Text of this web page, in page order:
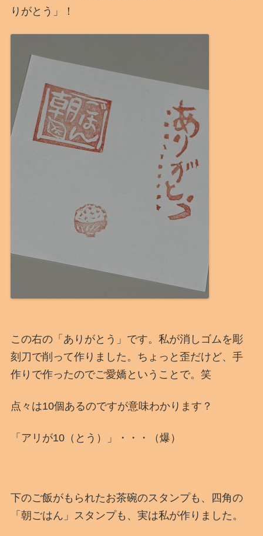
りがとう」！
この右の「ありがとう」です。私が消しゴムを彫
刻刀で削って作りました。ちょっと歪だけど、手
作りで作ったのでご愛嬌ということで。笑
点々は10個あるのですが意味わかります？
「アリが10（とう）」・・・（爆）
下のご飯がもられたお茶碗のスタンプも、四角の
「朝ごはん」スタンプも、実は私が作りました。